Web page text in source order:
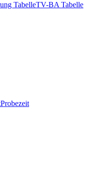
TabelleTV-BA Tabelle
Probezeit